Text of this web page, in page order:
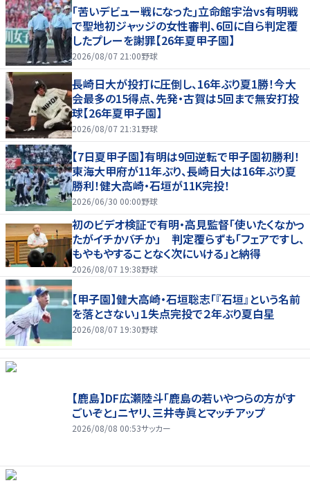
｢苦いデビュー戦になった｣立命館宇治vs有明戦
で聖地初ジャッジの女性審判、6回に自ら判定覆
したプレーを謝罪【26年夏甲子園】
2026/08/07 21:00野球
長崎日大が投打に圧倒し、16年ぶり夏1勝！今大
会最多の15得点、先発・古賀は5回まで無安打投
球【26年夏甲子園】
2026/08/07 21:31野球
【7日夏甲子園】有明は9回逆転で甲子園初勝利！
東海大甲府が11年ぶり、長崎日大は16年ぶり夏
勝利！健大高崎・石垣が11K完投！
2026/06/30 00:00野球
初のビデオ検証で有明・高見監督「使いたくなかっ
たがイチかバチか」 判定覆らずも「フェアですし、
もやもやすることなく次にいける」と納得
2026/08/07 19:38野球
【甲子園】健大高崎・石垣聡志「『石垣』という名前
を落とさない」１失点完投で２年ぶり夏白星
2026/08/07 19:30野球
【鹿島】DF広瀬陸斗「鹿島の若いやつらの方がす
ごいぞと」ニヤリ、三井寺眞とマッチアップ
2026/08/08 00:53サッカー